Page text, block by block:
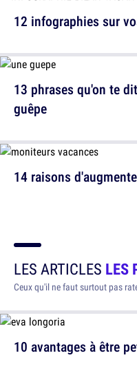
13 phrases qu'on te
guêpe
12 infographies sur
14 raisons
LES ARTICLES LES
Ceux qu'il ne faut surtout pas
10 avantages à être